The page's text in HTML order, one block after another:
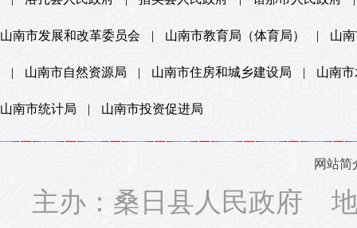
山南市发展和改革委员会 | 山南市教育局（体育局） | 山
| 山南市自然资源局 | 山南市住房和城乡建设局 | 山南
山南市统计局 | 山南市投资促进局
网站简
主办：桑日县人民政府